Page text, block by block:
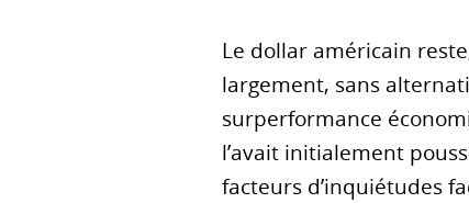
Le dollar américain
largement, sans
surperformance
l’avait initialement
facteurs d’inquiétudes